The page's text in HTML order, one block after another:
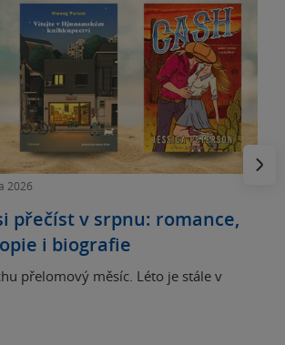
2026
přečíst v srpnu: romance,
i biografie
přelomový měsíc. Léto je stále v